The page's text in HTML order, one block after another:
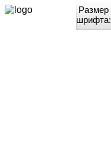
Размер
шрифта: